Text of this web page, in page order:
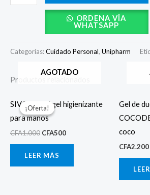
ORDENA VÍA
WHATSAPP
Categorías:Cuidado Personal, Unipharm
Productos relacionados
¡Oferta!
AGOTADO
¡Oferta!
SIVODERM gel higienizante
para manos
CFA1.000
precio
original
era:
CFA1.000.
CFA500
precio
CFA500.
LEER MÁS
Gel de
coco
CFA2.200